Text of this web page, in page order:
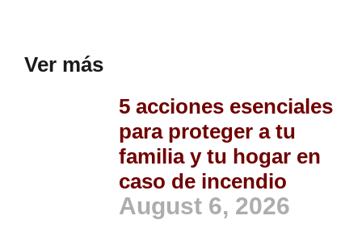
Ver más
5 acciones esenciales
para proteger a tu
familia y tu hogar en
caso de incendio
August 6, 2026